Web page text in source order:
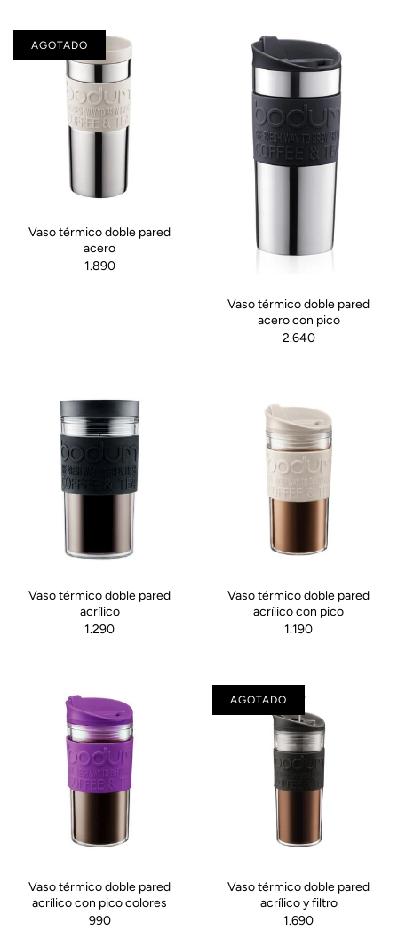
Vaso térmico doble pared
acero
1.890
AGOTADO
Vaso térmico doble pared
acero con pico
2.640
Vaso térmico doble pared
acrílico
1.290
Vaso térmico doble pared
acrílico con pico
1.190
Vaso térmico doble pared
acrílico con pico colores
990
Vaso térmico doble pared
acrílico y filtro
1.690
AGOTADO